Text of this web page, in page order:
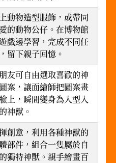
動物造型服飾，或帶同
的動物公仔。在博物館
戲邊學習，完成不同任
留下親子回憶。
友可自由選取喜歡的神
案，讓面繪師把圖案畫
上，瞬間變身為入型入
神獸。
創意，利用各種神獸的
部件，組合一隻屬於自
獨特神獸。親手繪畫百